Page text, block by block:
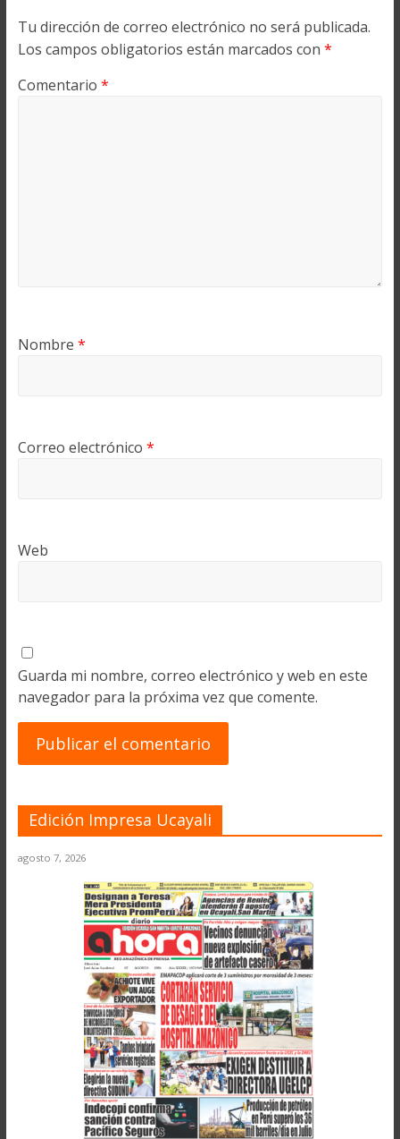
Tu dirección de correo electrónico no será publicada.
Los campos obligatorios están marcados con *
Comentario *
Nombre *
Correo electrónico *
Web
Guarda mi nombre, correo electrónico y web en este
navegador para la próxima vez que comente.
Edición Impresa Ucayali
agosto 7, 2026